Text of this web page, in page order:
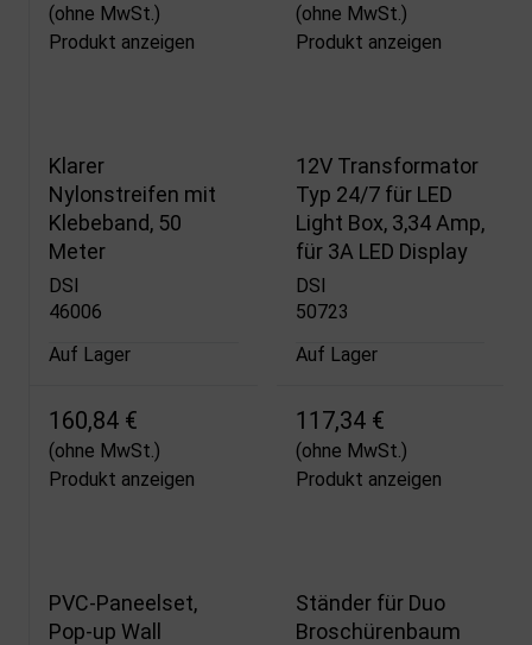
(ohne MwSt.)
Produkt anzeigen
(ohne MwSt.)
Produkt anzeigen
Klarer
Nylonstreifen mit
Klebeband, 50
Meter
DSI
46006
Auf Lager
160,84 €
(ohne MwSt.)
Produkt anzeigen
12V Transformator
Typ 24/7 für LED
Light Box, 3,34 Amp,
für 3A LED Display
DSI
50723
Auf Lager
117,34 €
(ohne MwSt.)
Produkt anzeigen
PVC-Paneelset,
Pop-up Wall
Ständer für Duo
Broschürenbaum